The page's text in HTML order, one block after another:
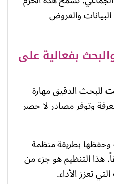
والعروض
بفعالية على
للبحث الدقيق مهارة
وتوفر مصادر لا حصر
وحفظها بطريقة منظمة
هذا التنظيم هو جزء من
تعزز الأداء.